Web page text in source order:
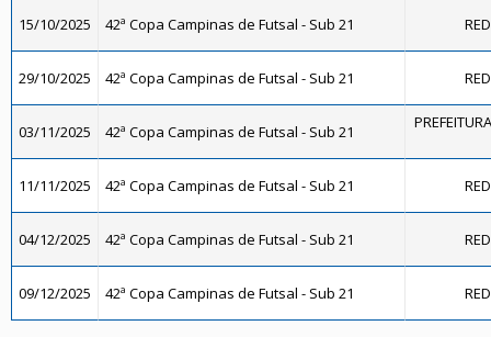
15/10/2025 42ª Copa Campinas de Futsal - Sub 21
29/10/2025 42ª Copa Campinas de Futsal - Sub 21
03/11/2025 42ª Copa Campinas de Futsal - Sub 21
11/11/2025 42ª Copa Campinas de Futsal - Sub 21
04/12/2025 42ª Copa Campinas de Futsal - Sub 21
09/12/2025 42ª Copa Campinas de Futsal - Sub 21